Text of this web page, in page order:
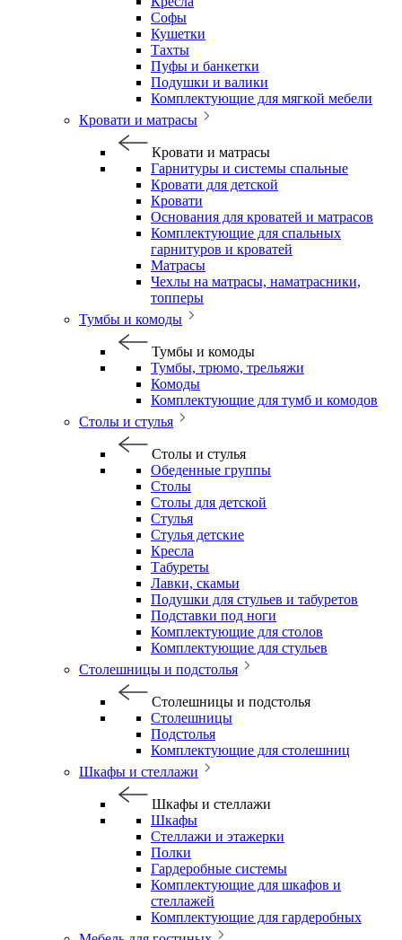
Софы
Кушетки
Тахты
Пуфы и банкетки
Подушки и валики
Комплектующие для мягкой мебели
Кровати и матрасы
Кровати и матрасы
Гарнитуры и системы спальные
Кровати для детской
Кровати
Основания для кроватей и матрасов
Комплектующие для спальных
гарнитуров и кроватей
Матрасы
Чехлы на матрасы, наматрасники,
топперы
Тумбы и комоды
Тумбы и комоды
Тумбы, трюмо, трельяжи
Комоды
Комплектующие для тумб и комодов
Столы и стулья
Столы и стулья
Обеденные группы
Столы
Столы для детской
Стулья
Стулья детские
Кресла
Табуреты
Лавки, скамьи
Подушки для стульев и табуретов
Подставки под ноги
Комплектующие для столов
Комплектующие для стульев
Столешницы и подстолья
Столешницы и подстолья
Столешницы
Подстолья
Комплектующие для столешниц
Шкафы и стеллажи
Шкафы и стеллажи
Шкафы
Стеллажи и этажерки
Полки
Гардеробные системы
Комплектующие для шкафов и
стеллажей
Комплектующие для гардеробных